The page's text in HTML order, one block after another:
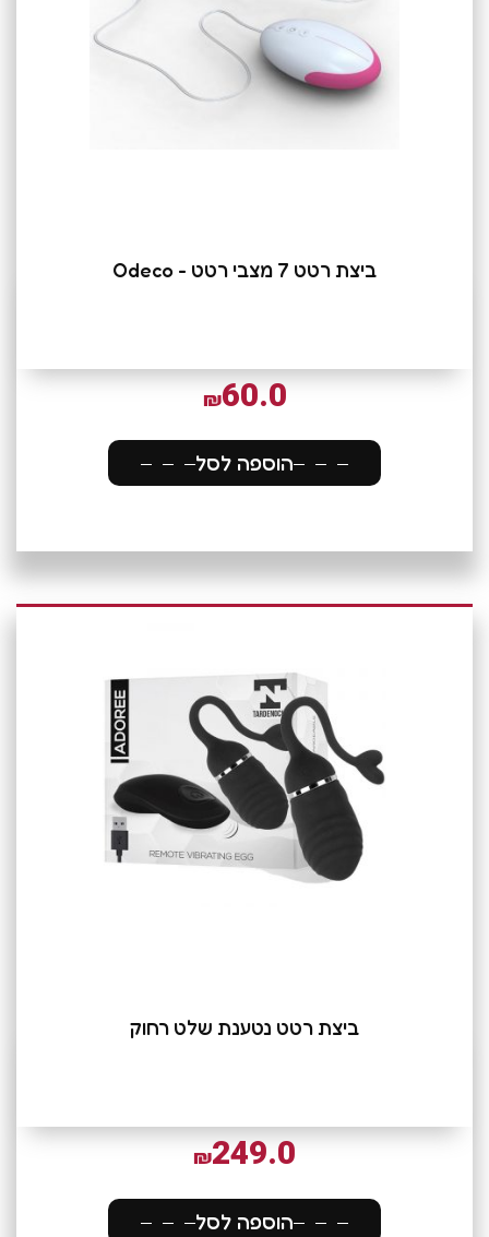
ביצת רטט 7 מצבי רטט - Odeco
₪60.0
הוספה לסל
ביצת רטט נטענת שלט רחוק
₪249.0
הוספה לסל